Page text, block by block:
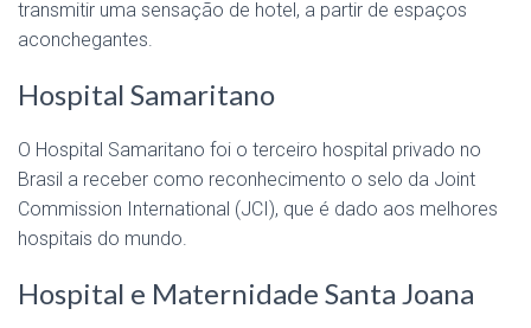
transmitir uma sensação de hotel, a partir de espaços
aconchegantes.
Hospital Samaritano
O Hospital Samaritano foi o terceiro hospital privado no
Brasil a receber como reconhecimento o selo da Joint
Commission International (JCI), que é dado aos melhores
hospitais do mundo.
Hospital e Maternidade Santa Joana